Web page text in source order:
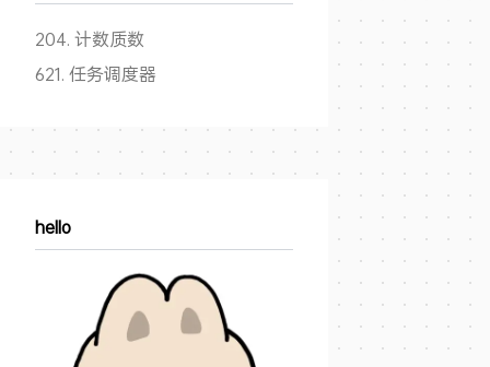
204. 计数质数
621. 任务调度器
hello